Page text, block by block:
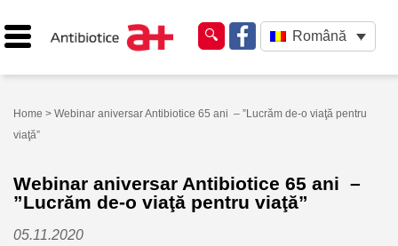
Română
Home > Webinar aniversar Antibiotice 65 ani – ”Lucrăm de-o viaţă pentru
viaţă”
Webinar aniversar Antibiotice 65 ani –
”Lucrăm de-o viaţă pentru viaţă”
05.11.2020